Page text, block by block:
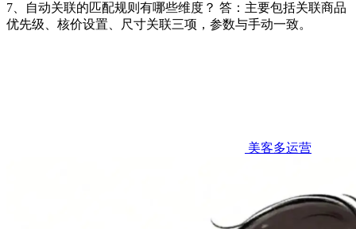
7、自动关联的匹配规则有哪些维度？ 答：主要包括关联商品
优先级、核价设置、尺寸关联三项，参数与手动一致。
美客多运营